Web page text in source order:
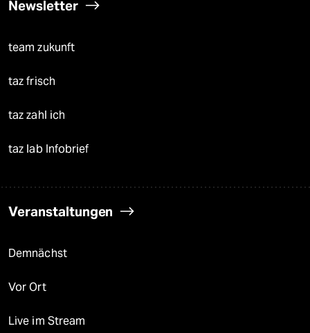
Newsletter
team zukunft
taz frisch
taz zahl ich
taz lab Infobrief
Veranstaltungen
Demnächst
Vor Ort
Live im Stream